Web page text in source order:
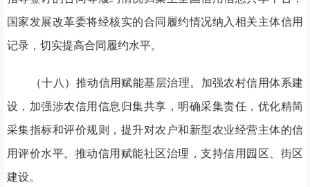
国家发展改革委将经核实的合同履约情况纳入相关主体信用
记录，切实提高合同履约水平。
（十八）推动信用赋能基层治理。加强农村信用体系建
设，加强涉农信用信息归集共享，明确采集责任，优化精简
采集指标和评价规则，提升对农户和新型农业经营主体的信
用评价水平。推动信用赋能社区治理，支持信用园区、街区
建设。